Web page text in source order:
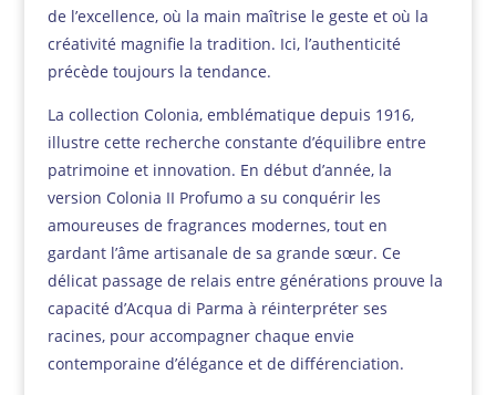
de l’excellence, où la main maîtrise le geste et où la
créativité magnifie la tradition. Ici, l’authenticité
précède toujours la tendance.
La collection Colonia, emblématique depuis 1916,
illustre cette recherche constante d’équilibre entre
patrimoine et innovation. En début d’année, la
version Colonia II Profumo a su conquérir les
amoureuses de fragrances modernes, tout en
gardant l’âme artisanale de sa grande sœur. Ce
délicat passage de relais entre générations prouve la
capacité d’Acqua di Parma à réinterpréter ses
racines, pour accompagner chaque envie
contemporaine d’élégance et de différenciation.